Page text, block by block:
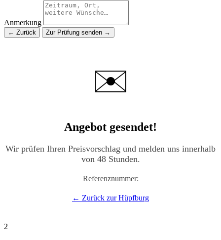
Anmerkung
← Zurück Zur Prüfung senden →
✉️
Angebot gesendet!
Wir prüfen Ihren Preisvorschlag und melden uns innerhalb
von 48 Stunden.
Referenznummer:
← Zurück zur Hüpfburg
2